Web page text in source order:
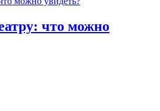
что можно